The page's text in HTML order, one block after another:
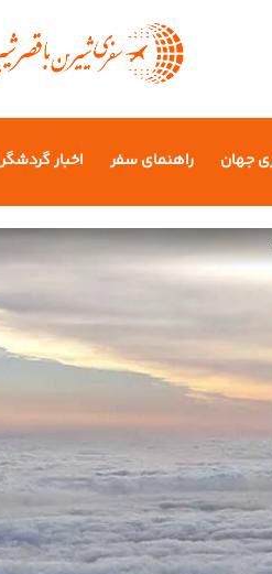
جهان راهنمای سفر اخبار